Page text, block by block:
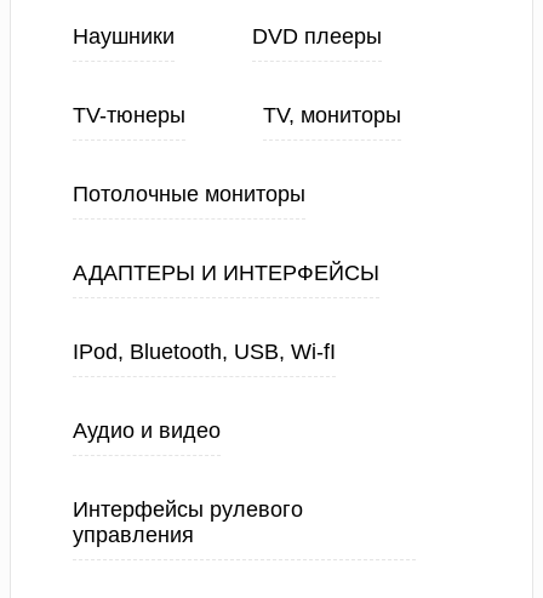
Наушники DVD плееры
TV-тюнеры TV, мониторы
Потолочные мониторы
АДАПТЕРЫ И ИНТЕРФЕЙСЫ
IPod, Bluetooth, USB, Wi-fI
Аудио и видео
Интерфейсы рулевого
управления